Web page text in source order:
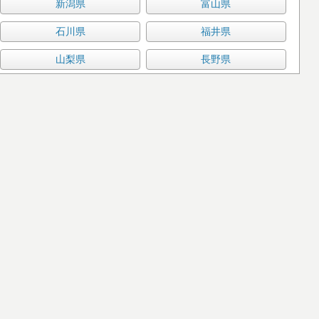
新潟県 富山県
石川県 福井県
山梨県 長野県